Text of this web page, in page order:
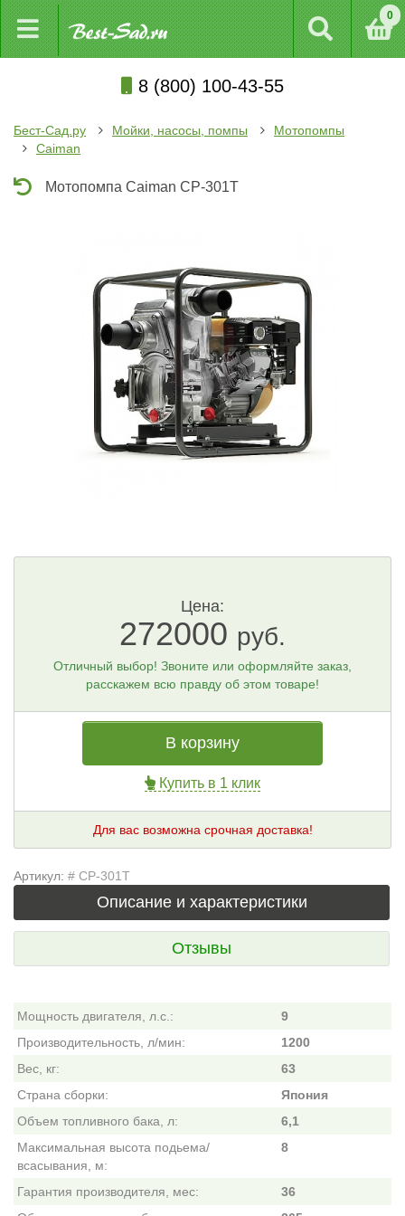
0
8 (800) 100-43-55
Бест-Сад.ру Мойки, насосы, помпы
Мотопомпы
Caiman
Мотопомпа Caiman CP-301T
Цена:
272000 руб.
Отличный выбор! Звоните или оформляйте заказ,
расскажем всю правду об этом товаре!
В корзину
Купить в 1 клик
Для вас возможна срочная доставка!
Артикул: # CP-301T
Описание и характеристики
Отзывы
Мощность двигателя, л.с.:
9
Производительность, л/мин:
1200
Вес, кг:
63
Страна сборки:
Япония
Объем топливного бака, л:
6,1
Максимальная высота подьема/
всасывания, м:
8
Гарантия производителя, мес:
36